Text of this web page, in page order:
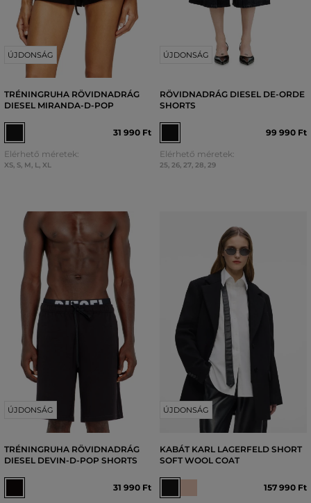
ÚJDONSÁG
TRÉNINGRUHA RÖVIDNADRÁG
DIESEL MIRANDA-D-POP
31 990 Ft
Elérhető méretek:
XS, S, M, L, XL
ÚJDONSÁG
RÖVIDNADRÁG DIESEL DE-ORDE
SHORTS
99 990 Ft
Elérhető méretek:
25, 26, 27, 28, 29
ÚJDONSÁG
TRÉNINGRUHA RÖVIDNADRÁG
DIESEL DEVIN-D-POP SHORTS
31 990 Ft
ÚJDONSÁG
KABÁT KARL LAGERFELD SHORT
SOFT WOOL COAT
157 990 Ft